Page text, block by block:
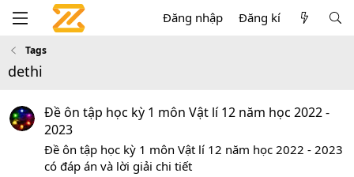
Đăng nhập Đăng kí
Tags
dethi
Đề ôn tập học kỳ 1 môn Vật lí 12 năm học 2022 -
2023
Đề ôn tập học kỳ 1 môn Vật lí 12 năm học 2022 - 2023
có đáp án và lời giải chi tiết